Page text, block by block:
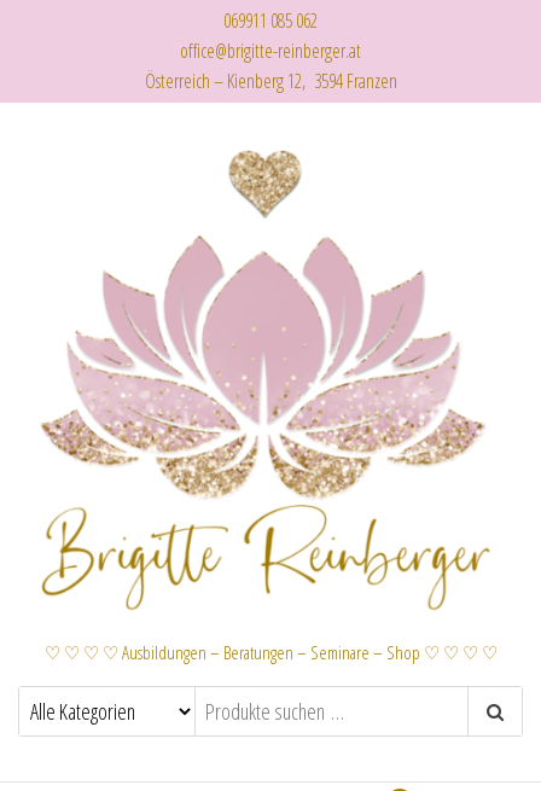
069911 085 062
office@brigitte-reinberger.at
Österreich – Kienberg 12, 3594 Franzen
♡ ♡ ♡ ♡ Ausbildungen – Beratungen – Seminare – Shop ♡ ♡ ♡ ♡